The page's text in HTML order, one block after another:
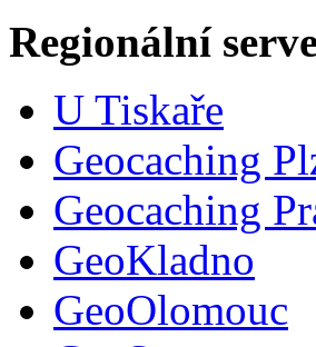
Regionální
U Tiskaře
Geocaching
Geocaching
GeoKladno
GeoOlomouc